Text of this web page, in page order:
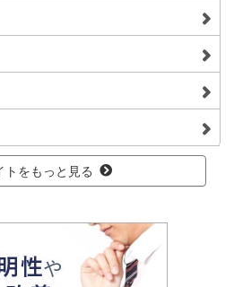
トをもっと見る